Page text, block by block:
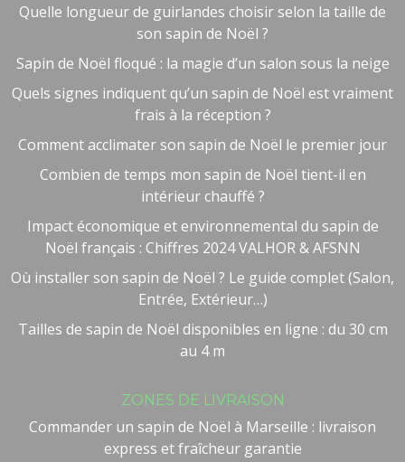
Quelle longueur de guirlandes choisir selon la taille de
son sapin de Noël ?
Sapin de Noël floqué : la magie d’un salon sous la neige
Quels signes indiquent qu’un sapin de Noël est vraiment
frais à la réception ?
Comment acclimater son sapin de Noël le premier jour
Combien de temps mon sapin de Noël tient-il en
intérieur chauffé ?
Impact économique et environnemental du sapin de
Noël français : Chiffres 2024 VALHOR & AFSNN
Où installer son sapin de Noël ? Le guide complet (Salon,
Entrée, Extérieur…)
Tailles de sapin de Noël disponibles en ligne : du 30 cm
au 4 m
ZONES DE LIVRAISON
Commander un sapin de Noël à Marseille : livraison
express et fraîcheur garantie
Besoin d'aide ?
Bienvenue chez NOEL VERT